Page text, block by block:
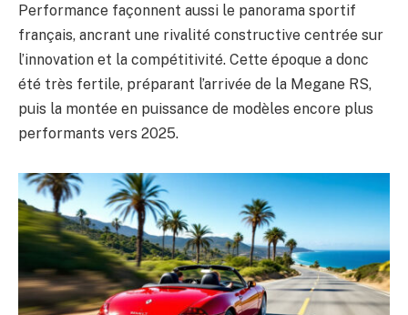
Performance façonnent aussi le panorama sportif
français, ancrant une rivalité constructive centrée sur
l’innovation et la compétitivité. Cette époque a donc
été très fertile, préparant l’arrivée de la Megane RS,
puis la montée en puissance de modèles encore plus
performants vers 2025.